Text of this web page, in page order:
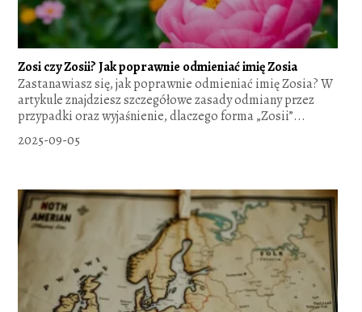
Zosi czy Zosii? Jak poprawnie odmieniać imię Zosia
Zastanawiasz się, jak poprawnie odmieniać imię Zosia? W
artykule znajdziesz szczegółowe zasady odmiany przez
przypadki oraz wyjaśnienie, dlaczego forma „Zosii”...
2025-09-05